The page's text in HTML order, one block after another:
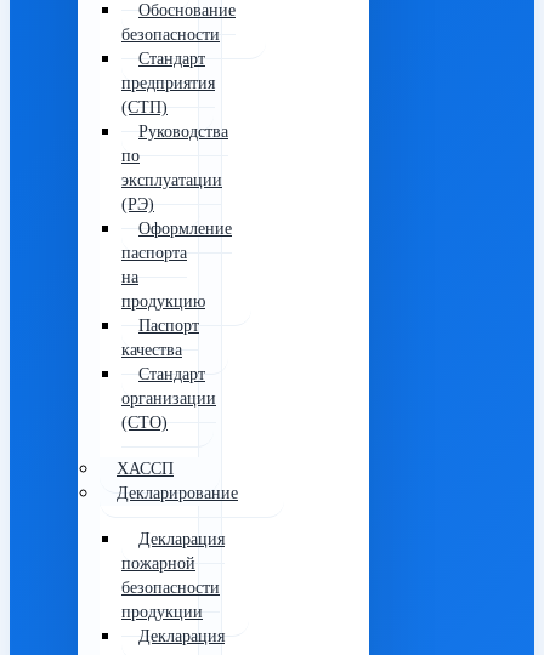
Обоснование
безопасности
Стандарт
предприятия
(СТП)
Руководства
по
эксплуатации
(РЭ)
Оформление
паспорта
на
продукцию
Паспорт
качества
Стандарт
организации
(СТО)
ХАССП
Декларирование
Декларация
пожарной
безопасности
продукции
Декларация